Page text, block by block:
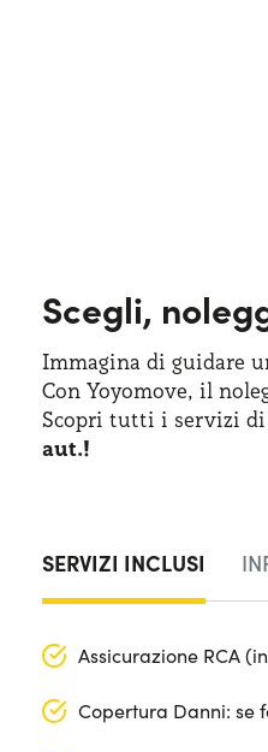
Scegli,
Immagina di guidare
Con Yoyomove, il
Scopri tutti i servizi
aut.!
SERVIZI INCLUSI
Assicurazione RCA
Copertura Danni: se